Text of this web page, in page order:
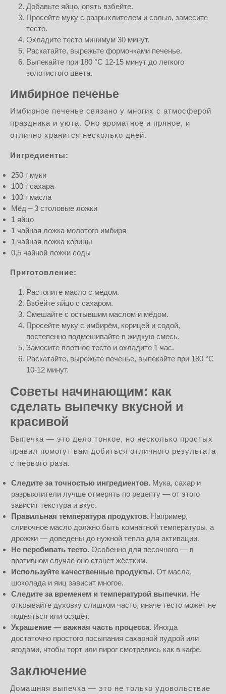
Добавьте яйцо, опять взбейте.
Просейте муку с разрыхлителем и солью, замесите
тесто.
Охладите тесто минимум 30 минут.
Раскатайте, вырежьте формочками печенье.
Выпекайте при 180 °C 12-15 минут до легкого
золотистого цвета.
Имбирное печенье
Имбирное печенье связано у многих с атмосферой
праздника и уюта. Оно ароматное и пряное, и
отлично хранится несколько дней.
Ингредиенты:
250 г муки
100 г сахара
100 г масла
Мёд – 3 столовые ложки
1 яйцо
1 чайная ложка молотого имбиря
1 чайная ложка корицы
0,5 чайной ложки соды
Приготовление:
Растопите масло с мёдом.
Взбейте яйцо с сахаром.
Смешайте с остывшим маслом и мёдом.
Просейте муку с имбирём, корицей и содой,
постепенно подмешивайте в жидкую смесь.
Замесите плотное тесто и охладите 1 час.
Раскатайте, вырежьте печенье, выпекайте при 180 °C
10-12 минут.
Советы начинающим: как
сделать выпечку вкусной и
красивой
Выпечка — это дело тонкое, но несколько простых
правил помогут вам добиться отличного результата
с первого раза.
Следите за точностью ингредиентов. Мука, сахар и
разрыхлители лучше отмерять по рецепту — от этого
зависит текстура и вкус.
Правильная температура продуктов. Например,
сливочное масло должно быть комнатной температуры, а
дрожжи — доведены до нужной тепла для активации.
Не перебивать тесто. Особенно для песочного — в
противном случае оно станет жёстким.
Используйте качественные продукты. От масла,
шоколада и яиц зависит многое.
Следите за временем и температурой выпечки. Не
открывайте духовку слишком часто, иначе тесто может не
подняться или осядет.
Украшение — важная часть процесса. Иногда
достаточно простого посыпания сахарной пудрой или
ягодами, чтобы торт или пирог смотрелись как в кафе.
Заключение
Домашняя выпечка — это не только удовольствие